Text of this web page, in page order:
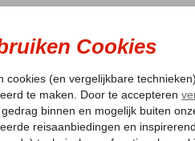
LAST MINUTE ZOMER 2026